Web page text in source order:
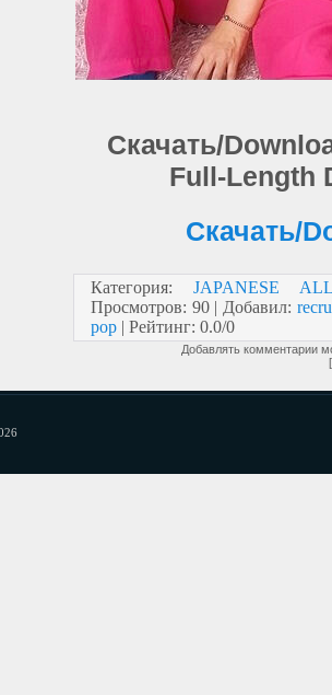
Скачать/
Full-Length
Скачать/
Категория:
JAPANESE
Просмотров: 90| Добавил:
pop | Рейтинг: 0.0/0
Добавлять комментарии